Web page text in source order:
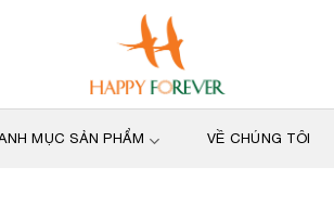
MỤC SẢN PHẨM VỀ CHÚNG TÔI